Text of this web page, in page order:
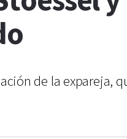
de la expareja,